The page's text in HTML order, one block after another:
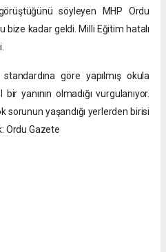
söyleyen MHP Ordu
bize kadar geldi. Milli Eğitim hatalı
göre yapılmış okula
yanının olmadığı vurgulanıyor.
sorunun yaşandığı yerlerden birisi
Ordu Gazete